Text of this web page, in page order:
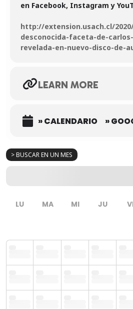
> BUSCAR EN UN MES
LU MA MI JU
en Facebook, Instagram y
http://extension.usach.cl/
desconocida-faceta-de-
revelada-en-nuevo-disco-de-
LEARN MORE
» CALENDARIO »